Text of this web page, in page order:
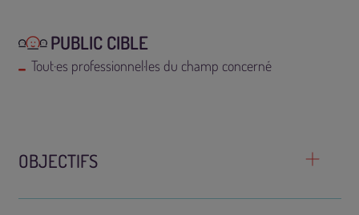
PUBLIC CIBLE
Tout·es professionnel·les du champ concerné
OBJECTIFS